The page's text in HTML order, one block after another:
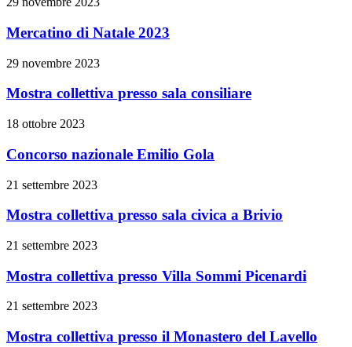
Mercatino di Natale 2023
29 novembre 2023
Mostra collettiva presso sala consiliare
18 ottobre 2023
Concorso nazionale Emilio Gola
21 settembre 2023
Mostra collettiva presso sala civica a Brivio
21 settembre 2023
Mostra collettiva presso Villa Sommi Picenardi
21 settembre 2023
Mostra collettiva presso il Monastero del Lavello